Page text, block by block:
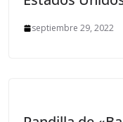
septiembre 29, 2022